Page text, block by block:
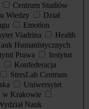
Centrum Studiów
Wiedzy
Dział
Emotion
Viadrina
Health
Humanistycznych
Prawa
Instytut
Konfederacja
StresLab Centrum
Uniwersytet
w Krakowie
Nauk